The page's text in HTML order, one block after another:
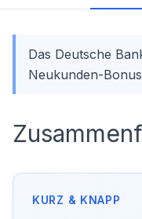
Das Deutsche
Neukunden-